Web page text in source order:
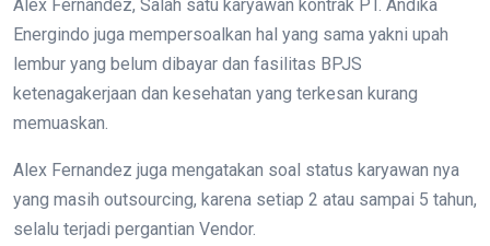
Alex Fernandez, Salah satu karyawan kontrak PT. Andika
Energindo juga mempersoalkan hal yang sama yakni upah
lembur yang belum dibayar dan fasilitas BPJS
ketenagakerjaan dan kesehatan yang terkesan kurang
memuaskan.
Alex Fernandez juga mengatakan soal status karyawan nya
yang masih outsourcing, karena setiap 2 atau sampai 5 tahun,
selalu terjadi pergantian Vendor.